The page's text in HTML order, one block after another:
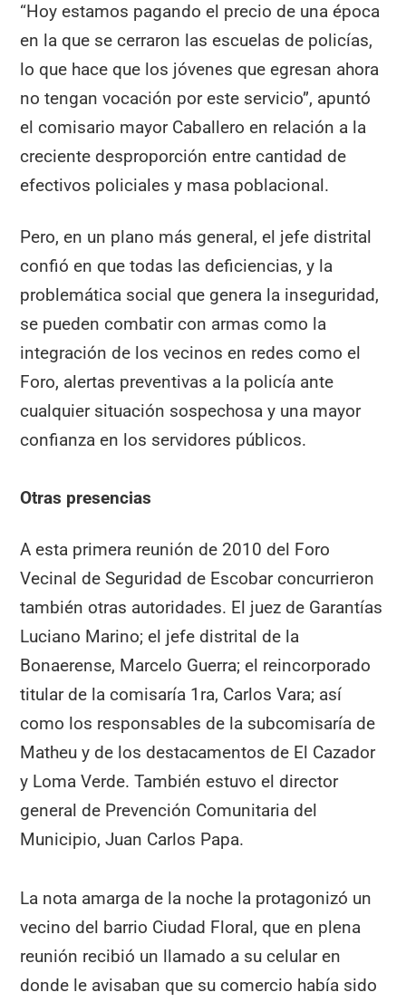
“Hoy estamos pagando el precio de una época
en la que se cerraron las escuelas de policías,
lo que hace que los jóvenes que egresan ahora
no tengan vocación por este servicio”, apuntó
el comisario mayor Caballero en relación a la
creciente desproporción entre cantidad de
efectivos policiales y masa poblacional.
Pero, en un plano más general, el jefe distrital
confió en que todas las deficiencias, y la
problemática social que genera la inseguridad,
se pueden combatir con armas como la
integración de los vecinos en redes como el
Foro, alertas preventivas a la policía ante
cualquier situación sospechosa y una mayor
confianza en los servidores públicos.
Otras presencias
A esta primera reunión de 2010 del Foro
Vecinal de Seguridad de Escobar concurrieron
también otras autoridades. El juez de Garantías
Luciano Marino; el jefe distrital de la
Bonaerense, Marcelo Guerra; el reincorporado
titular de la comisaría 1ra, Carlos Vara; así
como los responsables de la subcomisaría de
Matheu y de los destacamentos de El Cazador
y Loma Verde. También estuvo el director
general de Prevención Comunitaria del
Municipio, Juan Carlos Papa.
La nota amarga de la noche la protagonizó un
vecino del barrio Ciudad Floral, que en plena
reunión recibió un llamado a su celular en
donde le avisaban que su comercio había sido